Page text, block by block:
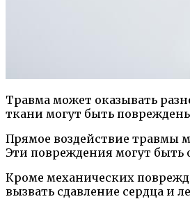
Травма может оказывать
ткани могут быть
Прямое воздействие травмы
Эти повреждения могут быть
Кроме механических
вызвать сдавление сердца и